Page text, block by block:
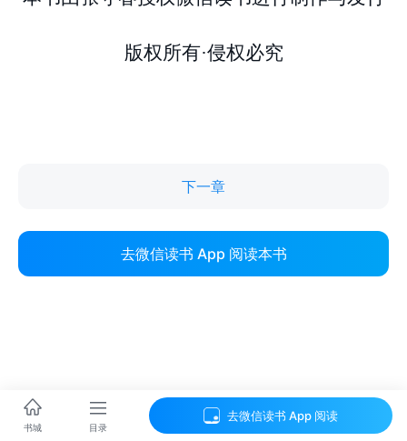
下一章
去微信读书 App 阅读本书
书城 目录
去微信读书 App 阅读